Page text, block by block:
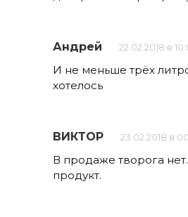
Андрей 22.02.2018 в
И не меньше трёх
хотелось
ВИКТОР 23.02.2018 в
В продаже творога
продукт.